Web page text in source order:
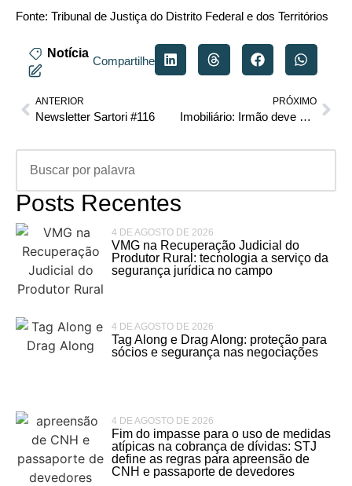
Fonte: Tribunal de Justiça do Distrito Federal e dos Territórios
Notícia
Compartilhe
ANTERIOR
Newsletter Sartori #116
PRÓXIMO
Imobiliário: Irmão deve pagar ao outro aluguel pelo uso exclusivo de imóvel herdado
Posts Recentes
4 DE AGOSTO DE 2026
VMG na Recuperação Judicial do
Produtor Rural: tecnologia a serviço da
segurança jurídica no campo
4 DE AGOSTO DE 2026
Tag Along e Drag Along: proteção para
sócios e segurança nas negociações
4 DE AGOSTO DE 2026
Fim do impasse para o uso de medidas
atípicas na cobrança de dívidas: STJ
define as regras para apreensão de
CNH e passaporte de devedores